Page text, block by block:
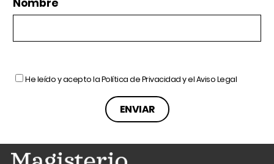
Nombre
He leído y acepto laPolítica de Privacidady elAviso Legal